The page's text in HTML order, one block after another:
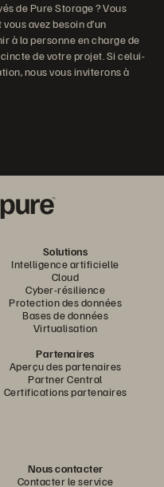
de Pure Storage ? Vous
avez besoin d’un
à la personne en charge de
de votre projet. Si celui-
nous vous inviterons à
Solutions
Intelligence artificielle
Cloud
Cyber-résilience
Protection des données
Bases de données
Virtualisation
Partenaires
Aperçu des partenaires
Partner Central
Certifications partenaires
Nous contacter
Contacter le service